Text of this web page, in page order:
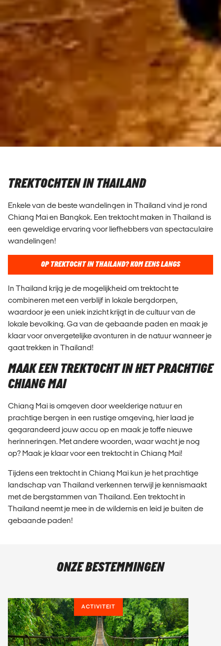
TREKTOCHTEN IN THAILAND
Enkele van de beste wandelingen in Thailand vind je rond
Chiang Mai en Bangkok. Een trektocht maken in Thailand is
een geweldige ervaring voor liefhebbers van spectaculaire
wandelingen!
OP TREKTOCHT IN THAILAND? KOM EENS LANGS
In Thailand krijg je de mogelijkheid om trektocht te
combineren met een verblijf in lokale bergdorpen,
waardoor je een uniek inzicht krijgt in de cultuur van de
lokale bevolking. Ga van de gebaande paden en maak je
klaar voor onvergetelijke avonturen in de natuur wanneer je
gaat trekken in Thailand!
MAAK EEN TREKTOCHT IN HET PRACHTIGE
CHIANG MAI
Chiang Mai is omgeven door weelderige natuur en
prachtige bergen in een rustige omgeving, hier laad je
gegarandeerd jouw accu op en maak je toffe nieuwe
herinneringen. Met andere woorden, waar wacht je nog
op? Maak je klaar voor een trektocht in Chiang Mai!
Tijdens een trektocht in Chiang Mai kun je het prachtige
landschap van Thailand verkennen terwijl je kennismaakt
met de bergstammen van Thailand. Een trektocht in
Thailand neemt je mee in de wildernis en leid je buiten de
gebaande paden!
ONZE BESTEMMINGEN
ACTIVITEIT